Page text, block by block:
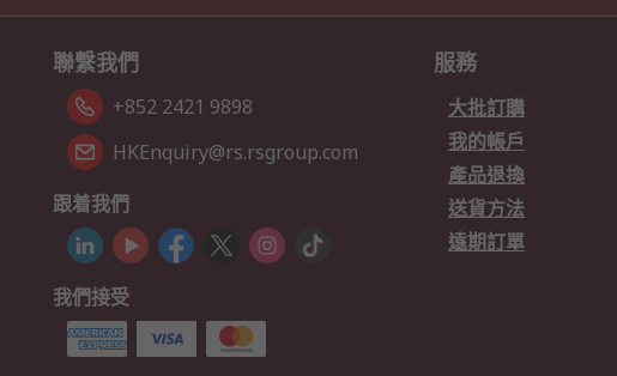
聯繫我們
+852 2421 9898
HKEnquiry@rs.rsgroup.com
跟着我們
我們接受
服務
大批訂購
我的帳戶
產品退換
送貨方法
遠期訂單